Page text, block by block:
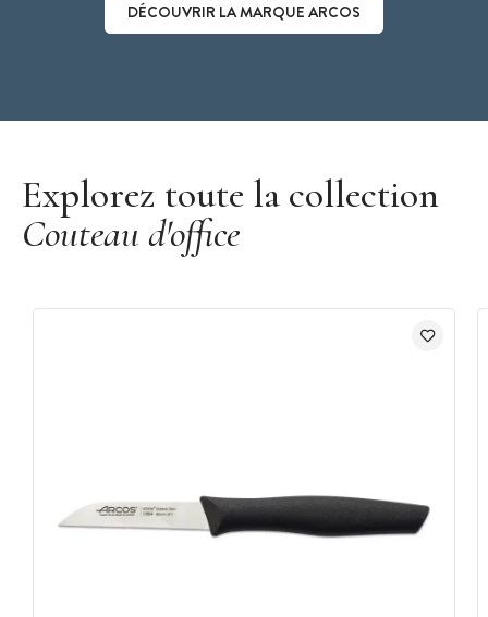
DÉCOUVRIR LA MARQUE ARCOS
Explorez toute la collection
Couteau d'office